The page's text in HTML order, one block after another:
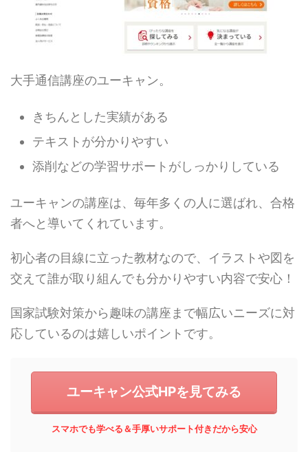
大手通信講座のユーキャン。
きちんとした実績がある
テキストが分かりやすい
添削などの学習サポートがしっかりしている
ユーキャンの講座は、毎年多くの人に選ばれ、合格
者へと導いてくれています。
初心者の目線に立った教材なので、イラストや図を
交えて誰が取り組んでも分かりやすい内容で安心！
国家試験対策から趣味の講座まで幅広いニーズに対
応しているのは嬉しいポイントです。
ユーキャン公式HPを見てみる
スマホでも学べる＆手厚いサポート付きだから安心